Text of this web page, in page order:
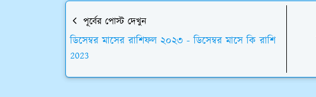
পূর্বের পোস্ট দেখুন
ডিসেম্বর মাসের রাশিফল ২০২৩ - ডিসেম্বর মাসে কি রাশি
2023